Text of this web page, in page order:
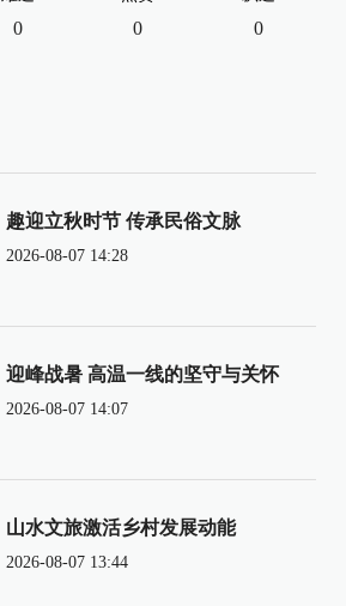
0 0 0
趣迎立秋时节 传承民俗文脉
2026-08-07 14:28
迎峰战暑 高温一线的坚守与关怀
2026-08-07 14:07
山水文旅激活乡村发展动能
2026-08-07 13:44